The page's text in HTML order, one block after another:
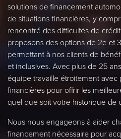
solutions de financement
de situations financières, y
rencontré des difficultés de
proposons des options de 2e et
permettant à nos clients de
et inclusives. Avec plus de 25
équipe travaille étroitement avec
financières pour offrir les
quel que soit votre historique de
Nous nous engageons à aider
financement nécessaire pour